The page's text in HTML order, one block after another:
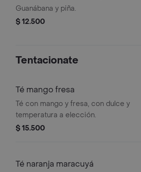
Guanábana y piña.
$ 12.500
Tentacionate
Té mango fresa
Té con mango y fresa, con dulce y
temperatura a elección.
$ 15.500
Té naranja maracuyá